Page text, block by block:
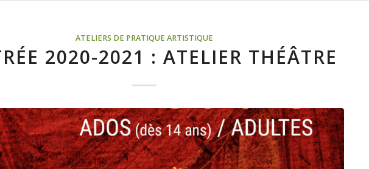
ATELIERS DE PRATIQUE ARTISTIQUE
2020-2021 : ATELIER THÉÂTRE